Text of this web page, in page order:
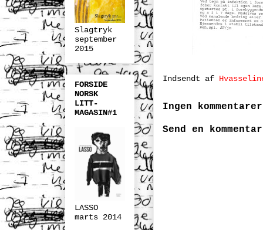
Indsendt af
Ingen
Send en kommentar
Slagtryk
september
2015
FORSIDE
NORSK
LITT-
MAGASIN#1
LASSO
marts 2014